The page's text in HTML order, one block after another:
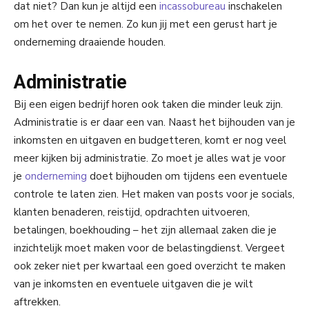
dat niet? Dan kun je altijd een incassobureau inschakelen
om het over te nemen. Zo kun jij met een gerust hart je
onderneming draaiende houden.
Administratie
Bij een eigen bedrijf horen ook taken die minder leuk zijn.
Administratie is er daar een van. Naast het bijhouden van je
inkomsten en uitgaven en budgetteren, komt er nog veel
meer kijken bij administratie. Zo moet je alles wat je voor
je onderneming doet bijhouden om tijdens een eventuele
controle te laten zien. Het maken van posts voor je socials,
klanten benaderen, reistijd, opdrachten uitvoeren,
betalingen, boekhouding – het zijn allemaal zaken die je
inzichtelijk moet maken voor de belastingdienst. Vergeet
ook zeker niet per kwartaal een goed overzicht te maken
van je inkomsten en eventuele uitgaven die je wilt
aftrekken.